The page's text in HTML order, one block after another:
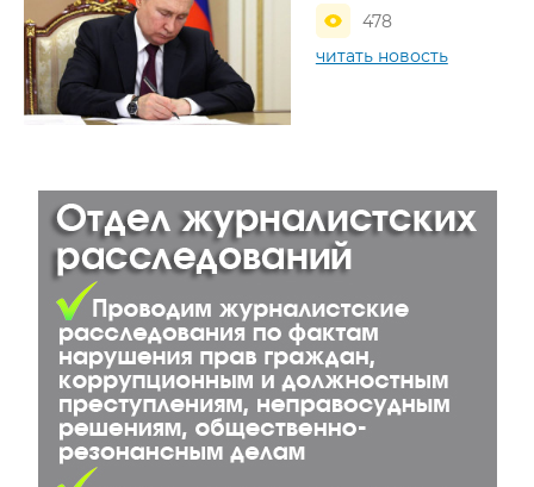
478
читать новость